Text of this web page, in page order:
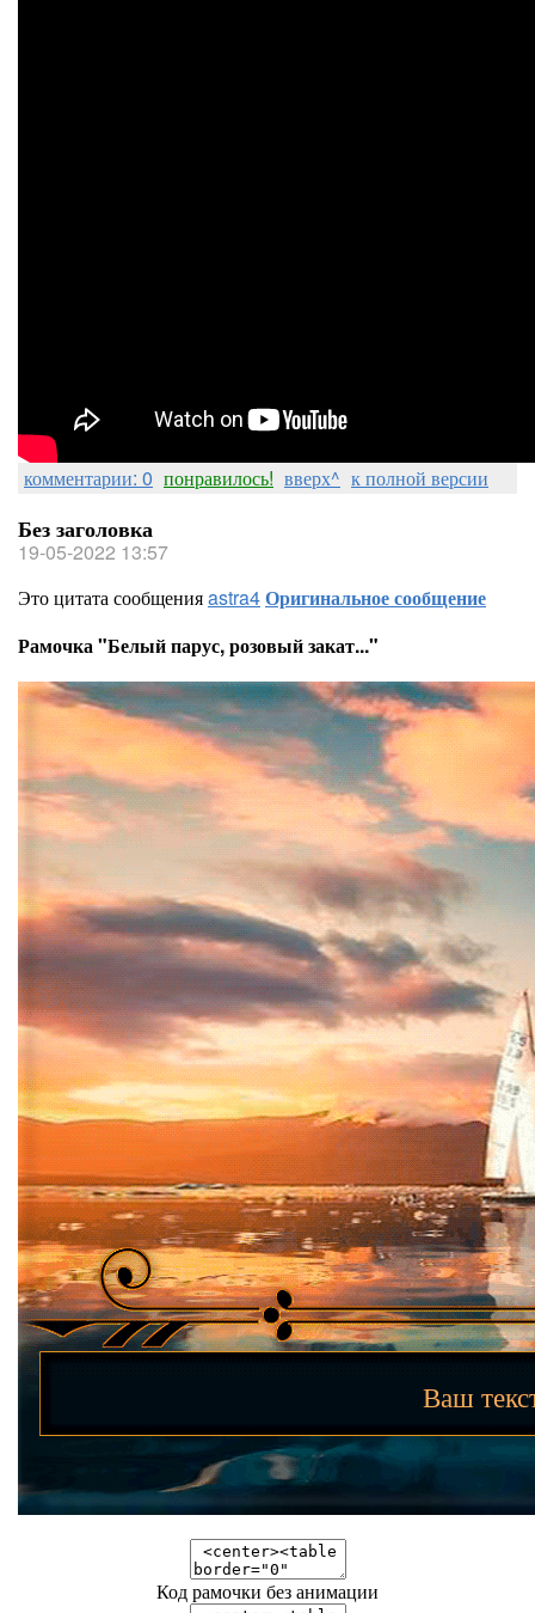
комментарии: 0 понравилось! вверх^ к полной версии
Без заголовка
19-05-2022 13:57
Это цитата сообщенияastra4Оригинальное сообщение
Рамочка "Белый парус, розовый закат..."
Ваш
Код рамочки без анимации